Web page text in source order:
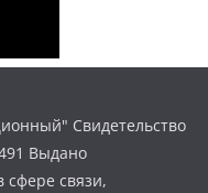
Свидетельство
Выдано
сфере связи,